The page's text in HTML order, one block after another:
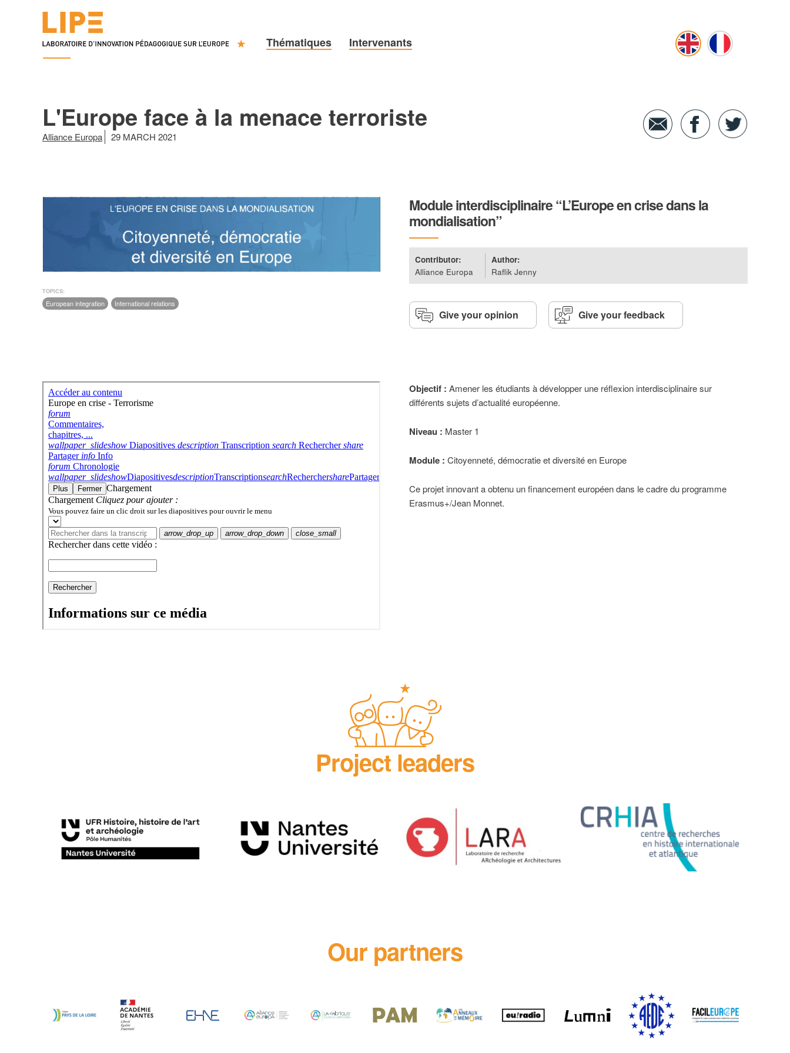
Thématiques Intervenants
L'Europe face à la menace terroriste
Alliance Europa 29 MARCH 2021
TOPICS:
European integration International relations
Module interdisciplinaire “L’Europe en crise dans la
mondialisation”
Contributor:
Alliance Europa
Author:
Raflik Jenny
Give your opinion Give your feedback
Objectif : Amener les étudiants à développer une réflexion interdisciplinaire sur
différents sujets d’actualité européenne.
Niveau : Master 1
Module : Citoyenneté, démocratie et diversité en Europe
Ce projet innovant a obtenu un financement européen dans le cadre du programme
Erasmus+/Jean Monnet.
Project leaders
Our partners